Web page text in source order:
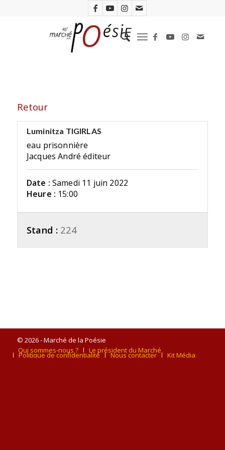
Retour
Luminitza TIGIRLAS
eau prisonnière
Jacques André éditeur
Date : Samedi 11 juin 2022
Heure : 15:00
Stand : 224
© 2026 - Marché de la Poésie
Qui sommes-nous ?
Le président du Marché
Politique de confidentialité Nous contacter Kit Média